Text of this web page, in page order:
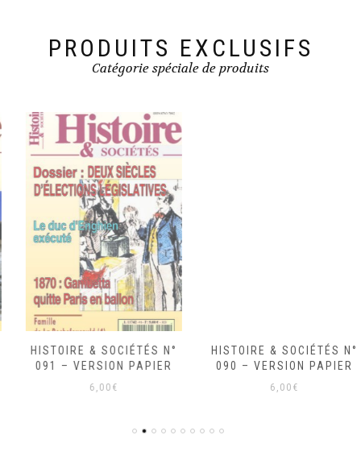
PRODUITS EXCLUSIFS
Catégorie spéciale de produits
HISTOIRE & SOCIÉTÉS N°
091 – VERSION PAPIER
6,00 €
HISTOIRE & SOCIÉTÉS N°
090 – VERSION PAPIER
6,00 €